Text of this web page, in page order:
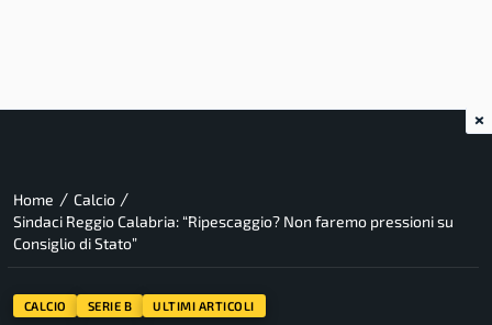
Home / Calcio /
Sindaci Reggio Calabria: “Ripescaggio? Non faremo pressioni su
Consiglio di Stato”
CALCIO SERIE B ULTIMI ARTICOLI
×